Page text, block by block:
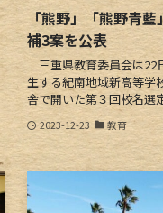
「熊野」「熊野青
補3案を公表
三重県教育委員会は22
生する紀南地域新高等学
舎で開いた第３回校名選
2023-12-23 教育